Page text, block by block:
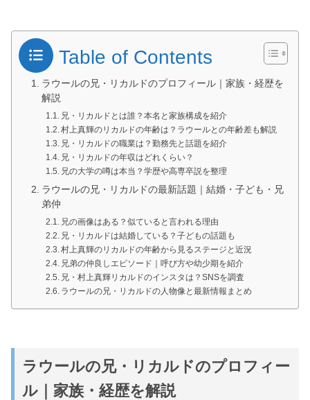
Table of Contents
ラウールの兄・リカルドのプロフィール｜家族・経歴を
解説
兄・リカルドとは誰？本名と家族構成を紹介
村上真輝のリカルドの年齢は？ラウールとの年齢差も解説
兄・リカルドの職業は？勤務先と話題を紹介
兄・リカルドの年収はどれくらい？
兄の大学の噂は本当？学歴や高専卒説を整理
ラウールの兄・リカルドの最新話題｜結婚・子ども・兄
弟仲
兄の画像はある？似ていると言われる理由
兄・リカルドは結婚している？子どもの話題も
村上真輝のリカルドの年齢から見るステージと近況
兄弟の仲良しエピソード｜呼び方や幼少期を紹介
兄・村上真輝リカルドのインスタは？SNSを調査
ラウールの兄・リカルドの人物像と最新情報まとめ
ラウールの兄・リカルドのプロフィー
ル｜家族・経歴を解説